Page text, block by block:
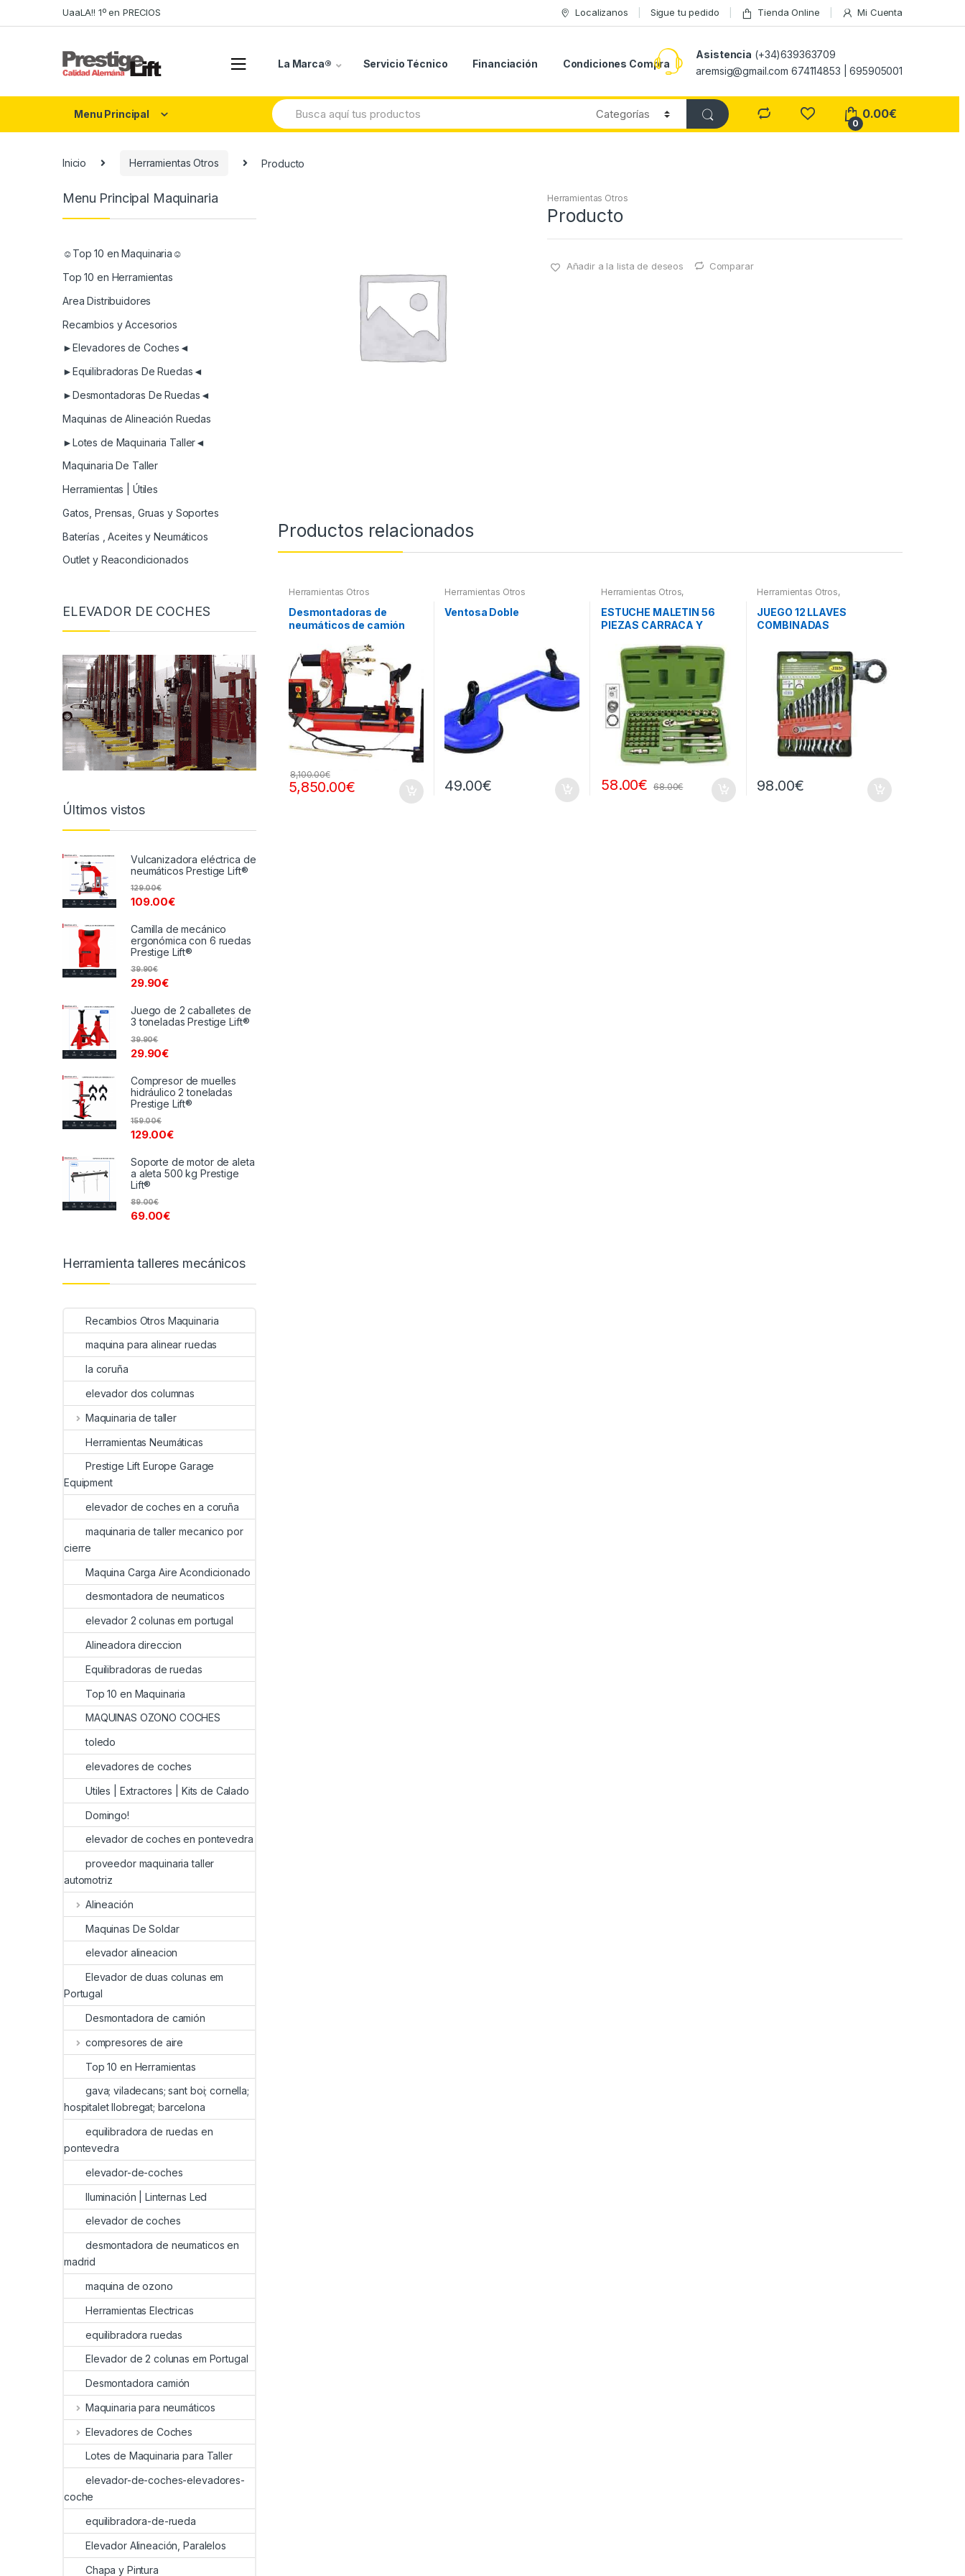
to
to
UaaLA!! 1º en PRECIOS Localizanos Sigue tu pedido Tienda Online Mi Cuenta
La Marca® Servicio Técnico Financiación Condiciones Compra
Asistencia (+34)639363709
aremsig@gmail.com 674114853 | 695905001
Menu Principal
Search
for:
0
0.00€
Inicio Herramientas Otros Producto
Herramientas Otros
Producto
Añadir a la lista de deseos Comparar
Productos relacionados
Herramientas Otros
Desmontadoras de
neumáticos de camión
5,850.00€
8,100.00€
Herramientas Otros
Ventosa Doble
49.00€
Herramientas Otros,
Herramientas De Mano,
Maletines Herramientas,
Extractores, Compresímetros,
ESTUCHE MALETIN 56
PIEZAS CARRACA Y
58.00€ 68.00€
Herramientas Otros,
Herramientas De Mano
JUEGO 12 LLAVES
COMBINADAS
98.00€
Menu Principal Maquinaria
☺Top 10 en Maquinaria☺
Top 10 en Herramientas
Area Distribuidores
Recambios y Accesorios
►Elevadores de Coches◄
►Equilibradoras De Ruedas◄
►Desmontadoras De Ruedas◄
Maquinas de Alineación Ruedas
►Lotes de Maquinaria Taller◄
Maquinaria De Taller
Herramientas | Útiles
Gatos, Prensas, Gruas y Soportes
Baterías , Aceites y Neumáticos
Outlet y Reacondicionados
ELEVADOR DE COCHES
Últimos vistos
Vulcanizadora eléctrica de
neumáticos Prestige Lift®
109.00€
129.00€
Camilla de mecánico
ergonómica con 6 ruedas
Prestige Lift®
29.90€
39.90€
Juego de 2 caballetes de
3 toneladas Prestige Lift®
29.90€
39.90€
Compresor de muelles
hidráulico 2 toneladas
Prestige Lift®
129.00€
159.00€
Soporte de motor de aleta
a aleta 500 kg Prestige
Lift®
69.00€
89.00€
Herramienta talleres mecánicos
Recambios Otros Maquinaria
maquina para alinear ruedas
la coruña
elevador dos columnas
Maquinaria de taller
Herramientas Neumáticas
Prestige Lift Europe Garage
Equipment
elevador de coches en a coruña
maquinaria de taller mecanico por
cierre
Maquina Carga Aire Acondicionado
desmontadora de neumaticos
elevador 2 colunas em portugal
Alineadora direccion
Equilibradoras de ruedas
Top 10 en Maquinaria
MAQUINAS OZONO COCHES
toledo
elevadores de coches
Utiles | Extractores | Kits de Calado
Domingo!
elevador de coches en pontevedra
proveedor maquinaria taller
automotriz
Alineación
Maquinas De Soldar
elevador alineacion
Elevador de duas colunas em
Portugal
Desmontadora de camión
compresores de aire
Top 10 en Herramientas
gava; viladecans; sant boi; cornella;
hospitalet llobregat; barcelona
equilibradora de ruedas en
pontevedra
elevador-de-coches
Iluminación | Linternas Led
elevador de coches
desmontadora de neumaticos en
madrid
maquina de ozono
Herramientas Electricas
equilibradora ruedas
Elevador de 2 colunas em Portugal
Desmontadora camión
Maquinaria para neumáticos
Elevadores de Coches
Lotes de Maquinaria para Taller
elevador-de-coches-elevadores-
coche
equilibradora-de-rueda
Elevador Alineación, Paralelos
Chapa y Pintura